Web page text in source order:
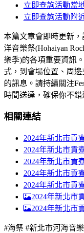
立即查詢活動當
立即查詢活動附
本篇文章會即時更新
洋音樂祭(Hohaiyan
樂季)的各項重要資訊
式，到會場位置、周
的訊息。請持續關注
時間送達，確保你不錯
相關連結
2024年新北市貢
2024年新北市貢
2024年新北市貢
2024年新北市貢
2024年新北市貢
2024年新北市
2024年新北市
#海祭 #新北市河海音樂